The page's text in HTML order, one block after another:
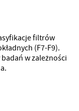
filtrów
(F7-F9).
w zależności